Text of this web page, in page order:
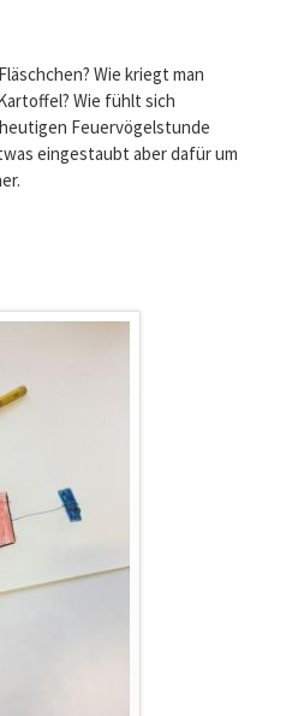
Wie kriegt man
Wie fühlt sich
Feuervögelstunde
eingestaubt aber dafür um